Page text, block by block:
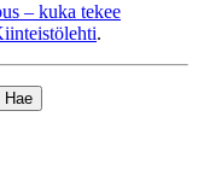
– kuka tekee
.